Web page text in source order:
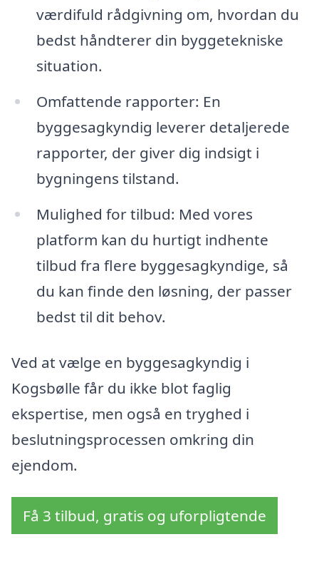
værdifuld rådgivning om, hvordan du
bedst håndterer din byggetekniske
situation.
Omfattende rapporter: En
byggesagkyndig leverer detaljerede
rapporter, der giver dig indsigt i
bygningens tilstand.
Mulighed for tilbud: Med vores
platform kan du hurtigt indhente
tilbud fra flere byggesagkyndige, så
du kan finde den løsning, der passer
bedst til dit behov.
Ved at vælge en byggesagkyndig i
Kogsbølle får du ikke blot faglig
ekspertise, men også en tryghed i
beslutningsprocessen omkring din
ejendom.
Få 3 tilbud, gratis og uforpligtende